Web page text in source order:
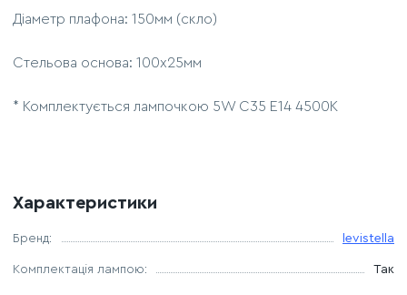
Діаметр плафона: 150мм (скло)
Стельова основа: 100х25мм
* Комплектується лампочкою 5W C35 E14 4500K
Характеристики
Бренд: levistella
Комплектація лампою: Так